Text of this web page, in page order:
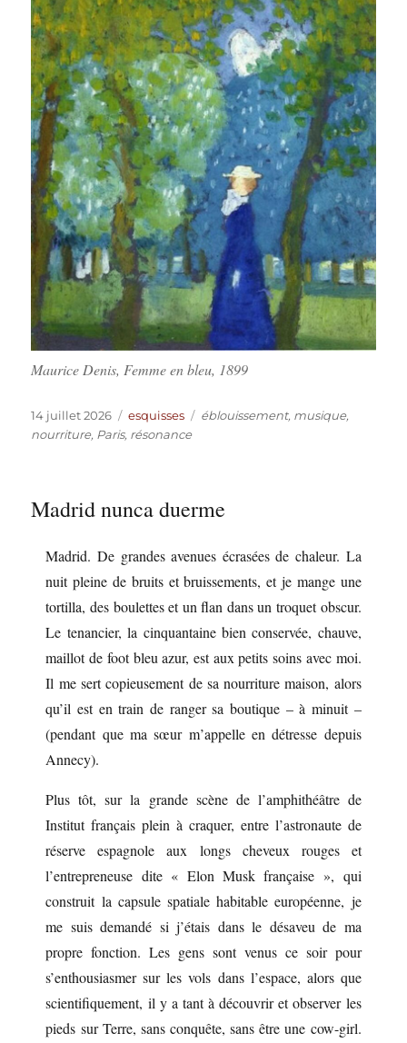
Maurice Denis, Femme en bleu, 1899
Publié
le
14 juillet 2026 Catégories
esquisses Étiquettes
éblouissement, musique,
nourriture, Paris, résonance
Madrid nunca duerme
Madrid. De grandes avenues écrasées de chaleur. La
nuit pleine de bruits et bruissements, et je mange une
tortilla, des boulettes et un flan dans un troquet obscur.
Le tenancier, la cinquantaine bien conservée, chauve,
maillot de foot bleu azur, est aux petits soins avec moi.
Il me sert copieusement de sa nourriture maison, alors
qu’il est en train de ranger sa boutique – à minuit –
(pendant que ma sœur m’appelle en détresse depuis
Annecy).
Plus tôt, sur la grande scène de l’amphithéâtre de
Institut français plein à craquer, entre l’astronaute de
réserve espagnole aux longs cheveux rouges et
l’entrepreneuse dite « Elon Musk française », qui
construit la capsule spatiale habitable européenne, je
me suis demandé si j’étais dans le désaveu de ma
propre fonction. Les gens sont venus ce soir pour
s’enthousiasmer sur les vols dans l’espace, alors que
scientifiquement, il y a tant à découvrir et observer les
pieds sur Terre, sans conquête, sans être une cow-girl.